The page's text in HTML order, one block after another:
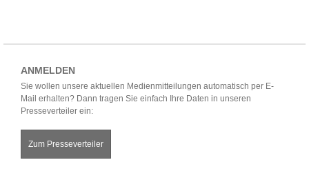
ANMELDEN
Sie wollen unsere aktuellen Medienmitteilungen automatisch per E-
Mail erhalten? Dann tragen Sie einfach Ihre Daten in unseren
Presseverteiler ein:
Zum Presseverteiler